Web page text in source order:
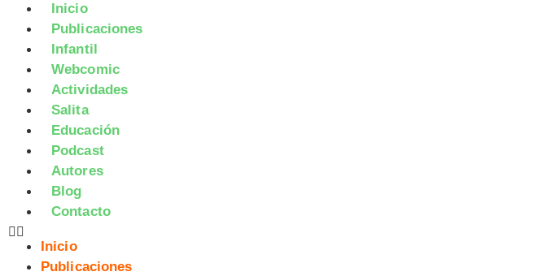
Inicio
Publicaciones
Infantil
Webcomic
Actividades
Salita
Educación
Podcast
Autores
Blog
Contacto
Inicio
Publicaciones